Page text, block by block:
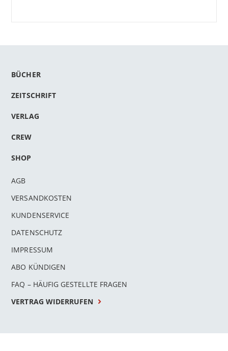
BÜCHER
ZEITSCHRIFT
VERLAG
CREW
SHOP
AGB
VERSANDKOSTEN
KUNDENSERVICE
DATENSCHUTZ
IMPRESSUM
ABO KÜNDIGEN
FAQ – HÄUFIG GESTELLTE FRAGEN
VERTRAG WIDERRUFEN